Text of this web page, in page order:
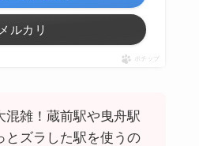
メルカリ
ポチップ
混雑！蔵前駅や曳舟駅
とズラした駅を使うの